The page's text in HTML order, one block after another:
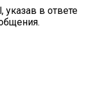
в ответе